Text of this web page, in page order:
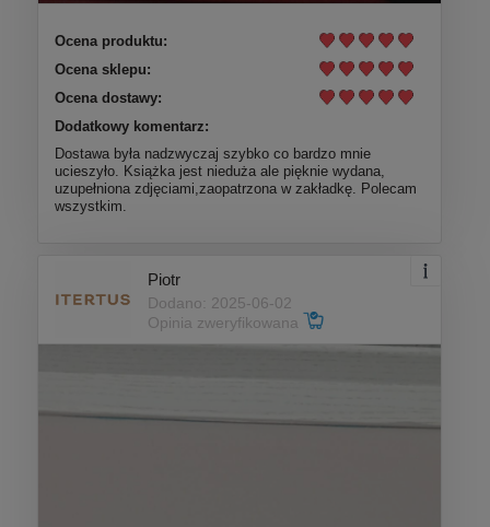
Ocena produktu:
Ocena sklepu:
Ocena dostawy:
Dodatkowy komentarz:
Dostawa była nadzwyczaj szybko co bardzo mnie
ucieszyło. Książka jest nieduża ale pięknie wydana,
uzupełniona zdjęciami,zaopatrzona w zakładkę. Polecam
wszystkim.
Piotr
Dodano: 2025-06-02
Opinia zweryfikowana